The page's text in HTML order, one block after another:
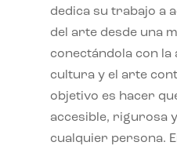
dedica su trabajo a
del arte desde una
conectándola con
cultura y el arte
objetivo es hacer
accesible, rigurosa
cualquier persona.